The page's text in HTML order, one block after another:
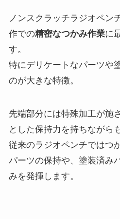
ノンスクラッチラジオペン
作での精密なつかみ作業に
す。
特にデリケートなパーツや
のが大きな特徴。
先端部分には特殊加工が施
とした保持力を持ちながら
従来のラジオペンチではつ
パーツの保持や、塗装済み
みを発揮します。